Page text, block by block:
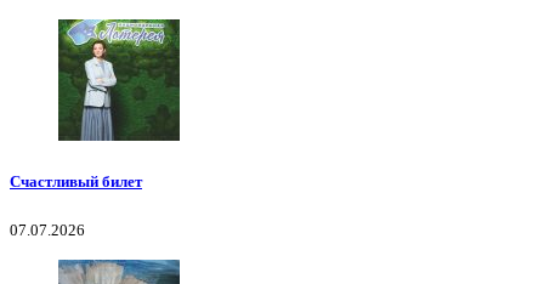
Счастливый билет
07.07.2026